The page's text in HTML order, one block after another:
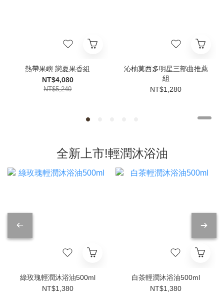
熱帶果嶼 戀夏果香組
NT$4,080
NT$5,240
沁柚莫西多明星三部曲推薦
組
NT$1,280
全新上市!輕潤沐浴油
綠玫瑰輕潤沐浴油500ml
NT$1,380
白茶輕潤沐浴油500ml
NT$1,380